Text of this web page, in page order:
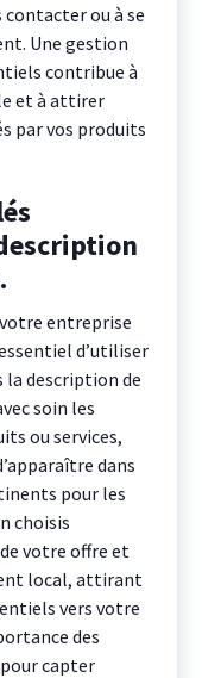
ou à se
Une gestion
contribue à
et à attirer
par vos produits
entreprise
d’utiliser
description de
soin les
ou services,
dans
pour les
choisis
votre offre et
local, attirant
vers votre
des
capter